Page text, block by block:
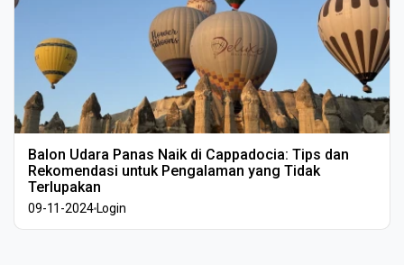
Balon Udara Panas Naik di Cappadocia: Tips dan
Rekomendasi untuk Pengalaman yang Tidak
Terlupakan
09-11-2024Login